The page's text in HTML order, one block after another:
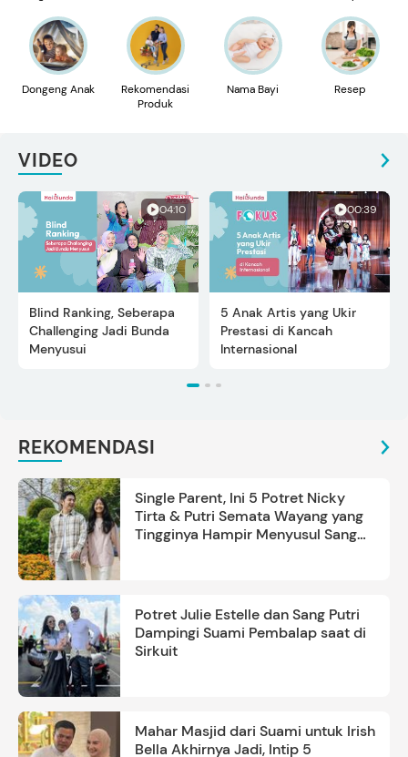
Dongeng Anak
Rekomendasi
Produk
Nama Bayi Resep
VIDEO
04:10
Blind Ranking, Seberapa
Challenging Jadi Bunda
Menyusui
00:39
5 Anak Artis yang Ukir
Prestasi di Kancah
Internasional
REKOMENDASI
Single Parent, Ini 5 Potret Nicky
Tirta & Putri Semata Wayang yang
Tingginya Hampir Menyusul Sang
Potret Julie Estelle dan Sang Putri
Dampingi Suami Pembalap saat di
Sirkuit
Mahar Masjid dari Suami untuk Irish
Bella Akhirnya Jadi, Intip 5